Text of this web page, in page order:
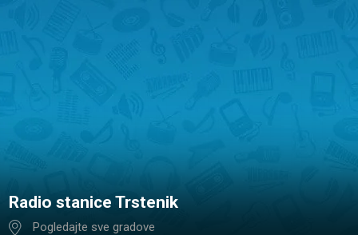
Radio stanice Trstenik
Pogledajte sve gradove